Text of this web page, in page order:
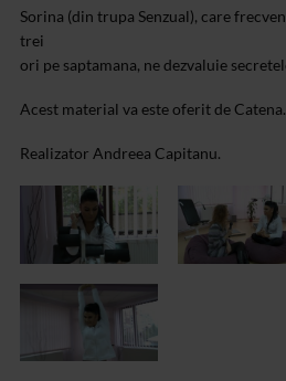
Sorina (din trupa Senzual), care
trei
ori pe saptamana, ne dezvaluie
Acest material va este oferit de Catena.
Realizator Andreea Capitanu.